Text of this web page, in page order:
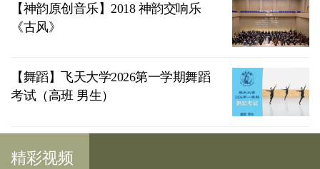
【神韵原创音乐】2018 神韵交响乐
《古风》
【舞蹈】飞天大学2026第一学期舞蹈
考试（高班 男生）
精彩视频